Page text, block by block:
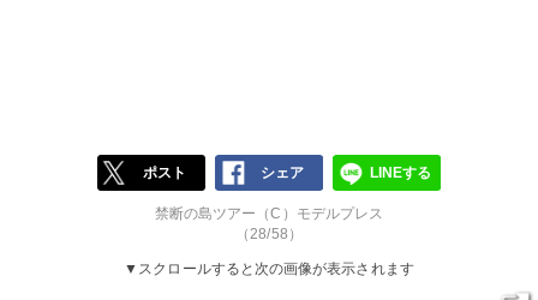
ポスト シェア LINEする
禁断の島ツアー（C）モデルプレス
（28/58）
▼スクロールすると次の画像が表示されます